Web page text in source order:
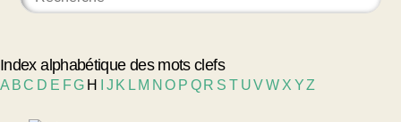
Index alphabétique des mots clefs
A BC D E FG H J K L M NO P Q R S T UVW X YZ